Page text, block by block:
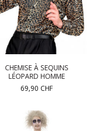
CHEMISE À SEQUINS
LÉOPARD HOMME
69,90 CHF